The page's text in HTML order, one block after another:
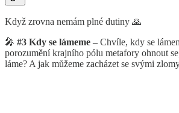
Když zrovna nemám plné dutiny 🙏
🎤 #3 Kdy se lámeme – Chvíle, kdy se
porozumění krajního pólu metafory ohnout
láme? A jak můžeme zacházet se svými